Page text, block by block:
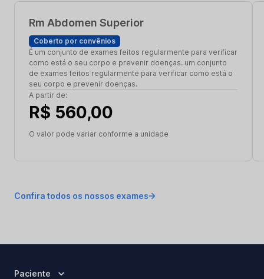
Rm Abdomen Superior
Coberto por convênios
É um conjunto de exames feitos regularmente para verificar
como está o seu corpo e prevenir doenças. um conjunto
de exames feitos regularmente para verificar como está o
seu corpo e prevenir doenças.
A partir de:
R$ 560,00
O valor pode variar conforme a unidade
Confira todos os nossos exames
Paciente